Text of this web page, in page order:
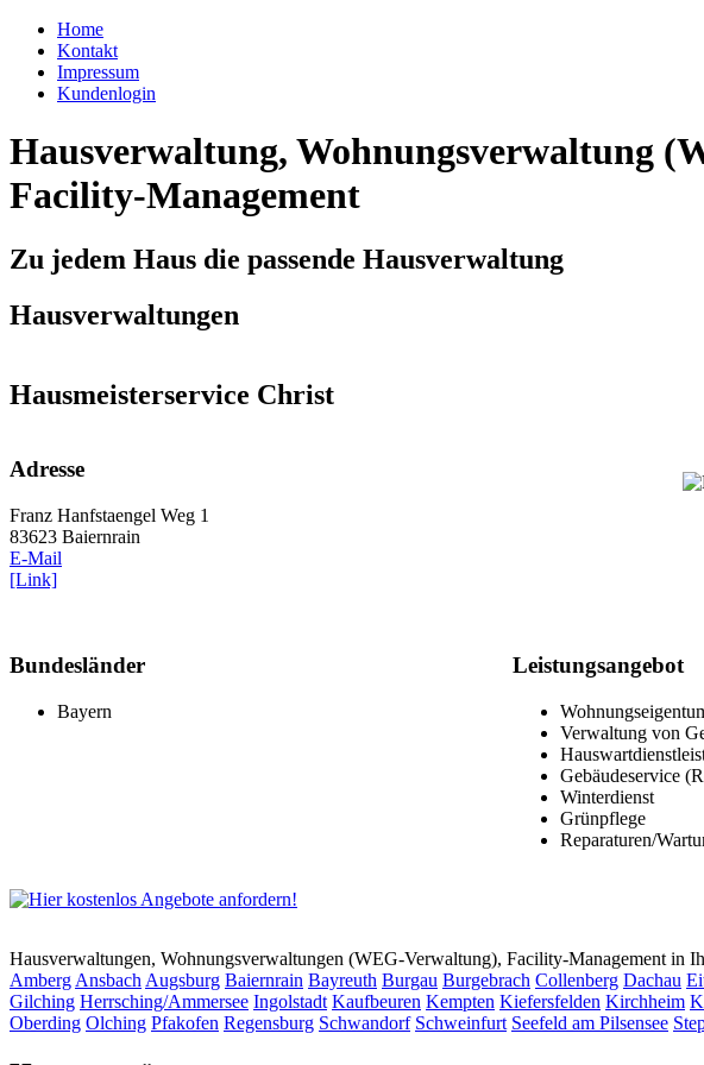
Home
Kontakt
Impressum
Kundenlogin
Hausverwaltung, Wohnungsverwaltung
Facility-Management
Zu jedem Haus die passende Hausverwaltung
Hausverwaltungen
Hausmeisterservice Christ
Adresse
Franz Hanfstaengel Weg 1
83623 Baiernrain
E-Mail
[Link]
Bundesländer
Bayern
Leistungsangebot
Verwaltung von
Gebäudeservice
Winterdienst
Grünpflege
Reparaturen/
Hausverwaltungen, Wohnungsverwaltungen (WEG-Verwaltung), Facility-Management in
Amberg Ansbach Augsburg Baiernrain Bayreuth Burgau Burgebrach Collenberg Dachau
Gilching Herrsching/Ammersee Ingolstadt Kaufbeuren Kempten Kiefersfelden Kirchheim
Oberding Olching Pfakofen Regensburg Schwandorf Schweinfurt Seefeld am Pilsensee